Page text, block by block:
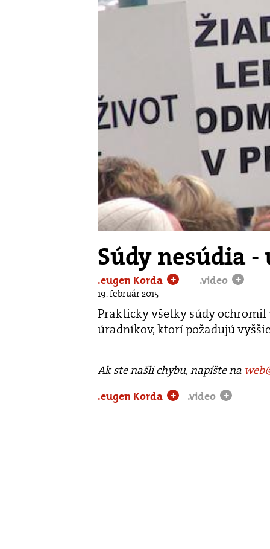
Súdy nesúdia
.eugen Korda + .video +
19. február 2015
Prakticky všetky súdy
úradníkov, ktorí požadujú
Ak ste našli chybu, napíšte na
.eugen Korda
+ .video +